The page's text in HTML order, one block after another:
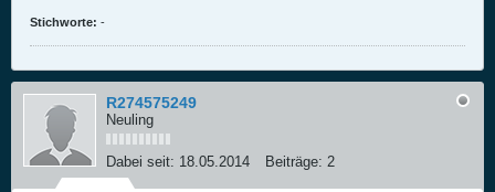
Stichworte: -
R274575249
Neuling
Dabei seit: 18.05.2014 Beiträge: 2